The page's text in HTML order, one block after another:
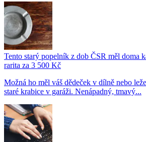
Tento starý popelník z dob ČSR měl doma
rarita za 3 500 Kč
Možná ho měl váš dědeček v dílně nebo
staré krabice v garáži. Nenápadný, tmavý...